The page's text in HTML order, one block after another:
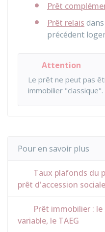
Prêt
Prêt relais
précédent
Attention
Le prêt ne peut pas
immobilier "classique".
Pour en savoir plus
Taux plafonds du
prêt d'accession
Prêt immobilier :
variable, le TAEG